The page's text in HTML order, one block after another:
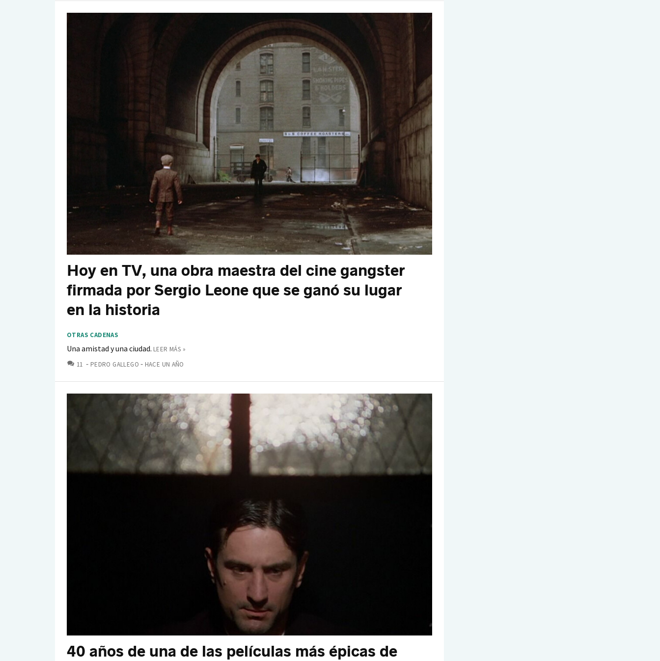
Hoy en TV, una obra maestra del cine gangster
firmada por Sergio Leone que se ganó su lugar
en la historia
OTRAS CADENAS
Una amistad y una ciudad. LEER MÁS »
11 COMENTARIOS
PEDRO GALLEGO HACE UN AÑO
40 años de una de las películas más épicas de